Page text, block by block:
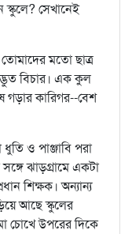
সেখানেই
মতো ছাত্র
বিচার। এক কুল
কারিগর--বেশ
ও পাঞ্জাবি পরা
ঝাড়গ্রামে একটা
শিক্ষক। অন্যান্য
আছে স্কুলের
চোখে উপরের দিকে